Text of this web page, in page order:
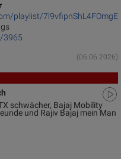
playlist/7l9vfipnShL4FOmgE
3965
(06.06.2026)
schwächer, Bajaj Mobility
und Rajiv Bajaj mein Man